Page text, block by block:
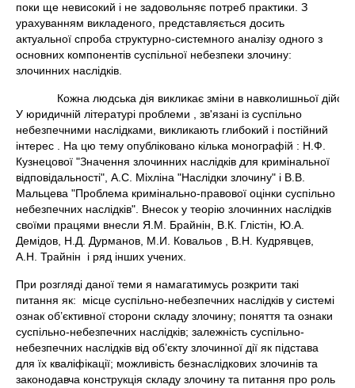
поки ще невисокий і не задовольняє потреб практики. З
урахуванням викладеного, представляється досить
актуальної спроба структурно-системного аналізу одного з
основних компонентів суспільної небезпеки злочину:
злочинних наслідків.
Кожна людська дія викликає зміни в навколишньої дійсності.
У юридичній літературі проблеми , зв'язані із суспільно
небезпечними наслідками, викликають глибокий і постійний
інтерес . На цю тему опубліковано кілька монографій : Н.Ф.
Кузнецової "Значення злочинних наслідків для кримінальної
відповідальності", А.С. Міхліна "Наслідки злочину" і В.В.
Мальцева "Проблема кримінально-правової оцінки суспільно
небезпечних наслідків". Внесок у теорію злочинних наслідків
своїми працями внесли Я.М. Брайнін, В.К. Глістін, Ю.А.
Демідов, Н.Д. Дурманов, М.И. Ковальов , В.Н. Кудрявцев,
А.Н. Трайнін і ряд інших учених.
При розгляді даної теми я намагатимусь розкрити такі
питання як: місце суспільно-небезпечних наслідків у системі
ознак об’єктивної сторони складу злочину; поняття та ознаки
суспільно-небезпечних наслідків; залежність суспільно-
небезпечних наслідків від об’єкту злочинної дії як підстава
для їх кваліфікації; можливість безнаслідкових злочинів та
законодавча конструкція складу злочину та питання про роль